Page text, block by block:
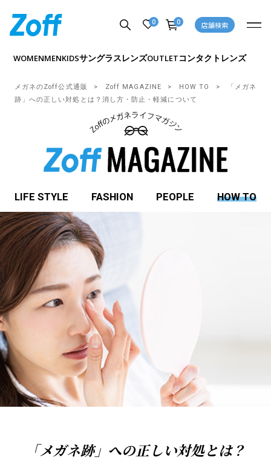
0 0 店舗検索
WOMENMENKIDSサングラスレンズOUTLETコンタクトレンズ
メガネのZoff公式通販 Zoff MAGAZINE HOW TO
「メガネ
跡」への正しい対処とは？消し方・防止・軽減について
LIFE STYLE FASHION PEOPLE HOW TO
「メガネ跡」への正しい対処とは？